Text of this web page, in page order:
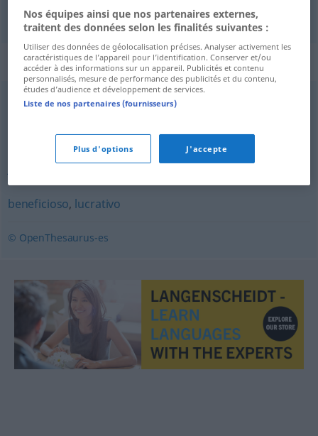
einträglich provechoso (≈ lucrativo)
Synonymes de "provechoso"
ventajoso,beneficioso,favorable
interesante
interesante,fructífero,útil,beneficioso
beneficioso, lucrativo
© OpenThesaurus-es
Nos équipes ainsi que nos partenaires externes,
traitent des données selon les finalités suivantes :
Utiliser des données de géolocalisation précises. Analyser activement les
caractéristiques de l’appareil pour l’identification. Conserver et/ou
accéder à des informations sur un appareil. Publicités et contenu
personnalisés, mesure de performance des publicités et du contenu,
études d’audience et développement de services.
Liste de nos partenaires (fournisseurs)
Plus d'options J'accepte